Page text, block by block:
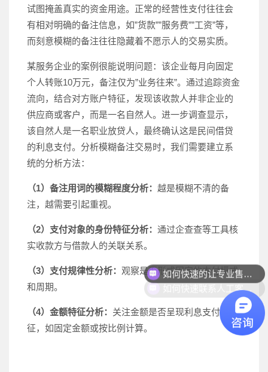
试图掩盖真实的资金用途。正常的经营性支付往往会
有相对明确的备注信息，如”货款””服务费””工资”等，
而刻意模糊的备注往往隐藏着不愿示人的交易实质。
某服务企业的案例很能说明问题：该企业每月向固定
个人转账10万元，备注仅为”业务往来”。通过追踪资金
流向，结合对方账户特征，发现该收款人并非企业的
供应商或客户，而是一名自然人。进一步调查显示，
该自然人是一名职业放贷人，最终确认这是民间借贷
的利息支付。分析模糊备注交易时，我们需要建立系
统的分析方法：
（1）备注用词的模糊程度分析： 越是模糊不清的备
注，越需要引起重视。
（2）支付对象的身份特征分析： 通过企查查等工具核
实收款方与借款人的关联关系。
（3）支付规律性分析： 观察是否形成固定的支付模式
和周期。
（4）金额特征分析： 关注金额是否呈现利息支付的特
征，如固定金额或按比例计算。
如何快速联系人工客服？